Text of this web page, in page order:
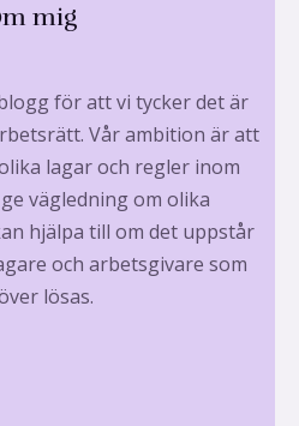
mig
för att vi tycker det är
Vår ambition är att
lagar och regler inom
vägledning om olika
hjälpa till om det uppstår
och arbetsgivare som
lösas.